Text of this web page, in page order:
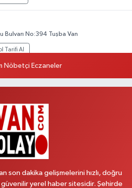
Bulvarı No:394 Tuşba Van
Tarifi Al
Şehitleri Caddesi No:36 B İpekyolu Van
Tarifi Al
Caddesi No:17 B Özalp Van
Tarifi Al
Nöbetçi Eczaneler
son dakika gelişmelerini hızlı, doğru
yerel haber sitesidir. Şehirde